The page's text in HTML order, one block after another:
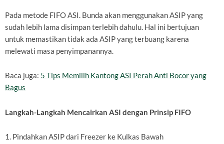
Pada metode FIFO ASI. Bunda akan menggunakan ASIP yang
sudah lebih lama disimpan terlebih dahulu. Hal ini bertujuan
untuk memastikan tidak ada ASIP yang terbuang karena
melewati masa penyimpanannya.
Baca juga: 5 Tips Memilih Kantong ASI Perah Anti Bocor yang
Bagus
Langkah-Langkah Mencairkan ASI dengan Prinsip FIFO
1. Pindahkan ASIP dari Freezer ke Kulkas Bawah